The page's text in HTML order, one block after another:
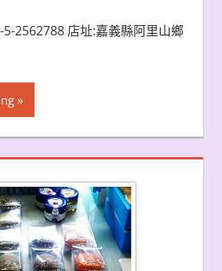
2562788 店址:嘉義縣阿里山鄉